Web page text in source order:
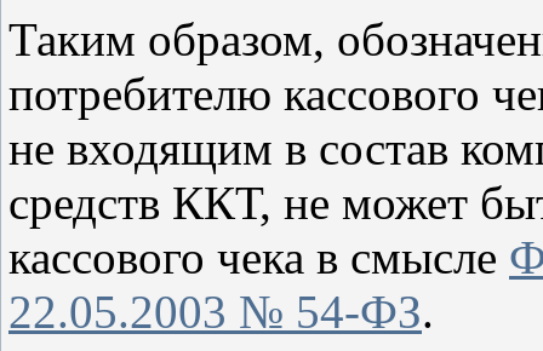
Таким образом,
потребителю кассового
не входящим в состав
средств ККТ, не может
кассового чека в смысле
22.05.2003 № 54-ФЗ.